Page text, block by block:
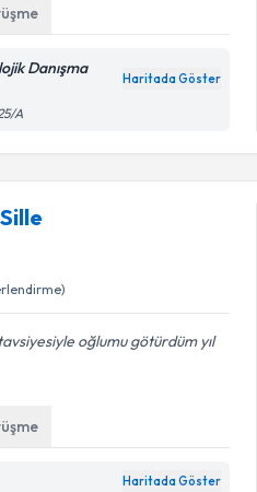
Danışma
Haritada Göster
A
oğlumu götürdüm yıl
Haritada Göster